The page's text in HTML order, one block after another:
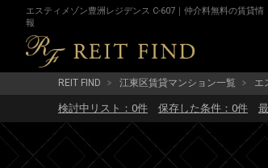
エスティメゾン豊洲レジデンス C-607｜仲介料無料の賃貸情
報
REIT FIND 江東区賃貸マンション一覧 エ
検討中リスト： 0件 保存した条件： 0件